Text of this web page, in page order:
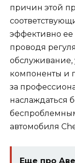
причин этой
эффективно
проводя
обслуживание,
компоненты и
за
наслаждаться
автомобиля
Еще про